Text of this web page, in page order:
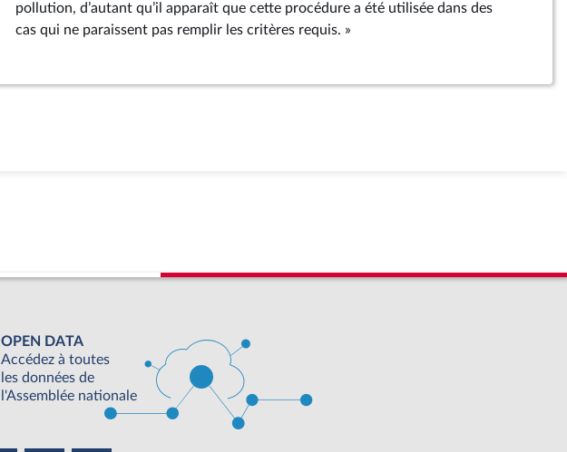
pollution, d’autant qu’il apparaît que cette procédure a été utilisée dans des
cas qui ne paraissent pas remplir les critères requis. »
OPEN DATA
Accédez à toutes
les données de
l'Assemblée nationale